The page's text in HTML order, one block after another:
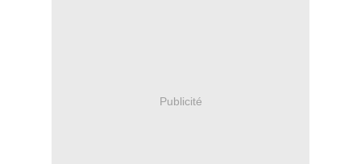
Publicité